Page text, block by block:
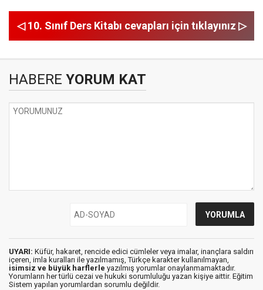
◁ 10. Sınıf Ders Kitabı cevapları için tıklayınız ▷
HABERE YORUM KAT
UYARI: Küfür, hakaret, rencide edici cümleler veya imalar, inançlara saldırı
içeren, imla kuralları ile yazılmamış, Türkçe karakter kullanılmayan,
isimsiz ve büyük harflerle yazılmış yorumlar onaylanmamaktadır.
Yorumların her türlü cezai ve hukuki sorumluluğu yazan kişiye aittir. Eğitim
Sistem yapılan yorumlardan sorumlu değildir.